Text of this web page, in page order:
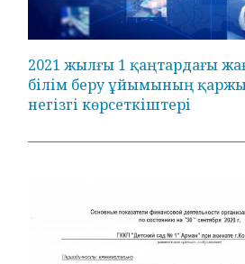
2021 жылғы 1 қаңтардағы
білім беру ұйымының
негізгі көрсеткіштері